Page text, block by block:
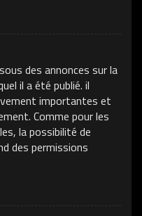
des annonces sur la
il a été publié. il
importantes et
Comme pour les
la possibilité de
des permissions